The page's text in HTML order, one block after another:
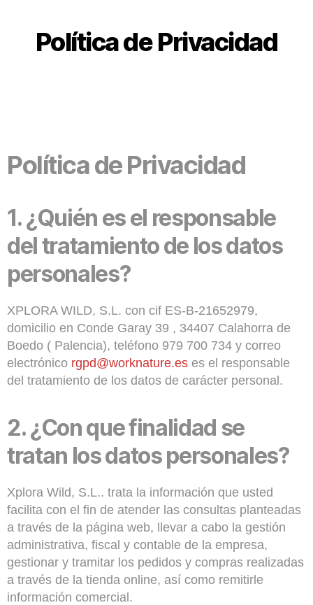
Política de Privacidad
Política de Privacidad
1.¿Quién es el responsable
del tratamiento de los datos
personales?
XPLORA WILD, S.L. con cif ES-B-21652979,
domicilio en Conde Garay 39 , 34407 Calahorra de
Boedo ( Palencia), teléfono 979 700 734 y correo
electrónico rgpd@worknature.es es el responsable
del tratamiento de los datos de carácter personal.
2.¿Con que finalidad se
tratan los datos personales?
Xplora Wild, S.L.. trata la información que usted
facilita con el fin de atender las consultas planteadas
a través de la página web, llevar a cabo la gestión
administrativa, fiscal y contable de la empresa,
gestionar y tramitar los pedidos y compras realizadas
a través de la tienda online, así como remitirle
información comercial.